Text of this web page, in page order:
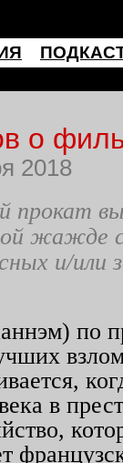
о
2018
прокат
жажде
и/или
) по
в